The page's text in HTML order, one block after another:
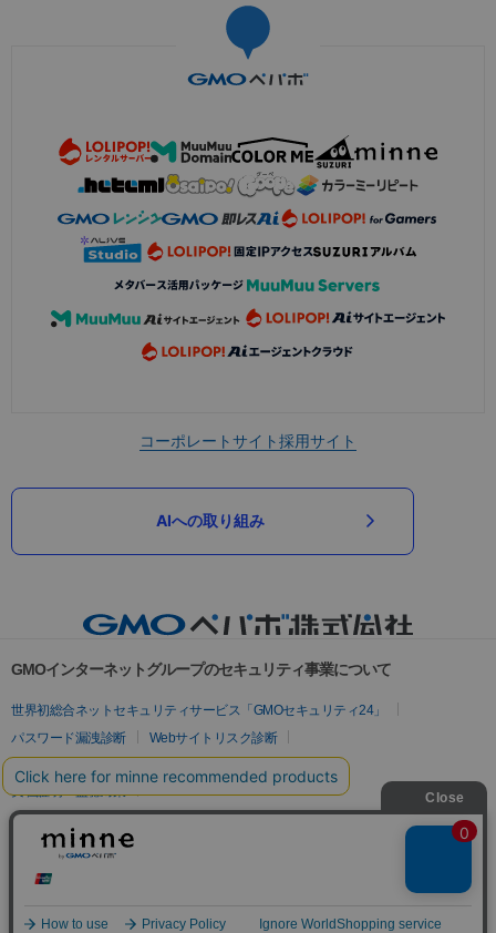
コーポレートサイト採用サイト
AIへの取り組み
GMOインターネットグループのセキュリティ事業について
世界初総合ネットセキュリティサービス「GMOセキュリティ24」
パスワード漏洩診断
Webサイトリスク診断
セキュリティ相談AIチャットボット
実在証明・盗聴対策
サイバー攻撃対策（GMOサイバーセキュリティ byイエラエ）
サイバー攻撃対策（GMO Flatt Security）
セキュリティ事業の軌跡